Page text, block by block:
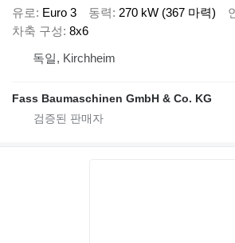
유로
Euro 3 동력 270 kW (367 마력)
차축 구성 8x6
독일, Kirchheim
Fass Baumaschinen GmbH & Co. KG